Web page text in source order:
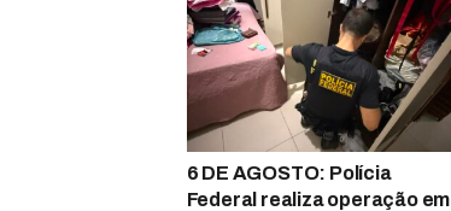
6 DE AGOSTO: Polícia
Federal realiza operação em